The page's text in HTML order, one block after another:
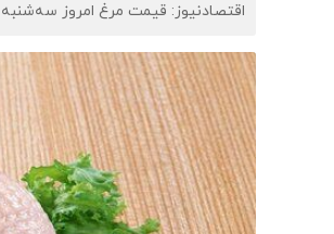
اقتصادنیوز: قیمت مرغ امروز سه‌شنبه ۲۹ اردیبهشت ۱۴۰۵ در جدول زیر آمده است.